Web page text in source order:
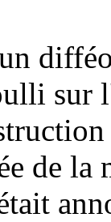
sur
de la